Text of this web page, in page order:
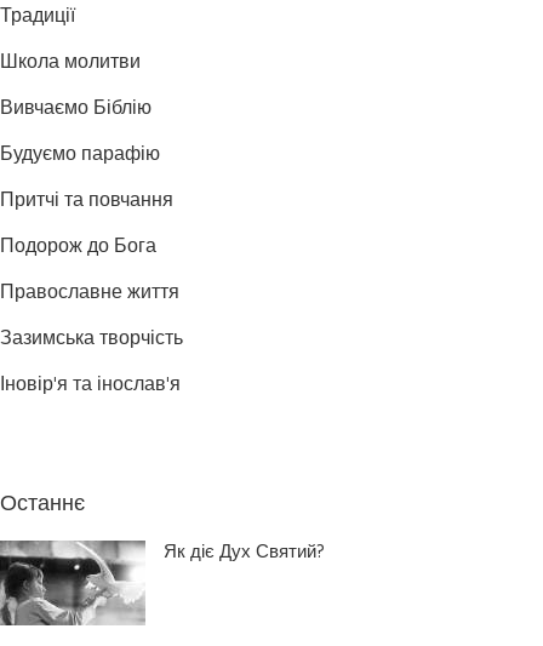
Традиції
Школа молитви
Вивчаємо Біблію
Будуємо парафію
Притчі та повчання
Подорож до Бога
Православне життя
Зазимська творчість
Іновір'я та інослав'я
Останнє
Як діє Дух Святий?